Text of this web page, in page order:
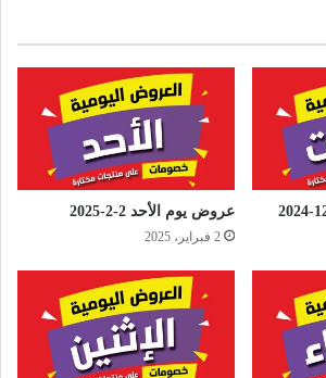
عروض يوم الأحد 2-2-2025
2 فبراير، 2025